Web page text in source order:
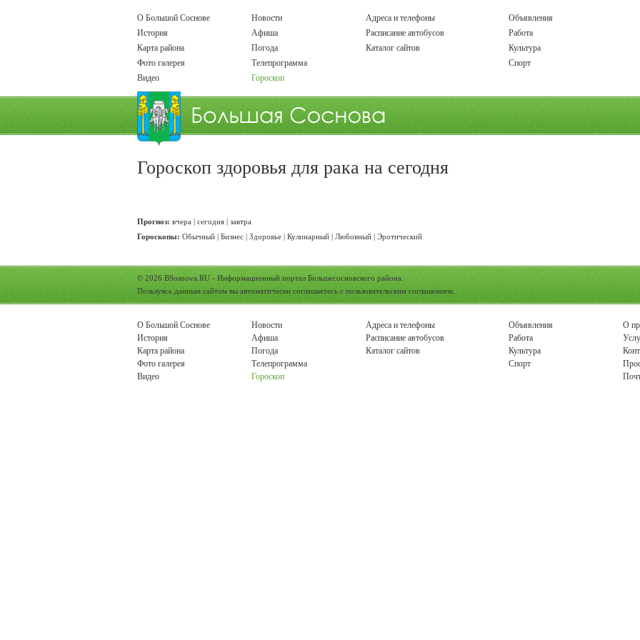
О Большой Соснове
История
Карта района
Фото галерея
Видео
Новости
Афиша
Погода
Телепрограмма
Гороскоп
Адреса и телефоны
Расписание автобусов
Каталог сайтов
Объявления
Работа
Культура
Спорт
Гороскоп здоровья для рака на сегодня
Прогноз: вчера | сегодня | завтра
Гороскопы: Обычный | Бизнес | Здоровье | Кулинарный | Любовный | Эротический
© 2026 BSosnova.RU - Информационный портал Большесосновского района.
Пользуясь данным сайтом вы автоматически соглашаетесь с пользовательским соглашением
О Большой Соснове
История
Карта района
Фото галерея
Видео
Новости
Афиша
Погода
Телепрограмма
Гороскоп
Адреса и телефоны
Расписание автобусов
Каталог сайтов
Объявления
Работа
Культура
Спорт
О